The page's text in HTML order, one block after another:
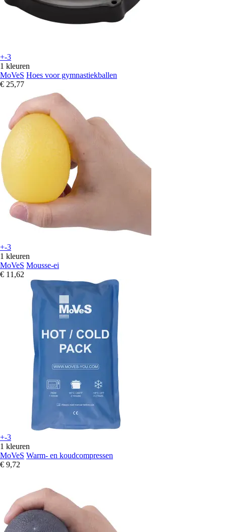
+-3
1 kleuren
MoVeS Hoes voor gymnastiekballen
€ 25,77
+-3
1 kleuren
MoVeS Mousse-ei
€ 11,62
+-3
1 kleuren
MoVeS Warm- en koudcompressen
€ 9,72